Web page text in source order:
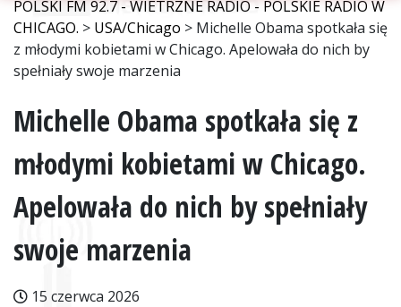
POLSKI FM 92.7 - WIETRZNE RADIO - POLSKIE RADIO W
CHICAGO. > USA/Chicago > Michelle Obama spotkała się
z młodymi kobietami w Chicago. Apelowała do nich by
spełniały swoje marzenia
Michelle Obama spotkała się z
młodymi kobietami w Chicago.
Apelowała do nich by spełniały
swoje marzenia
15 czerwca 2026